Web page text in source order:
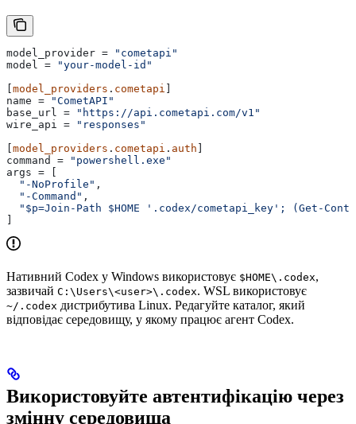
model_provider =
"cometapi"
model =
"your-model-id"
model_providers . cometapi
name =
"CometAPI"
base_url =
"https://api.cometapi.com/v1"
wire_api =
"responses"
model_providers . cometapi . auth
command
=
"powershell.exe"
args = [
  "-NoProfile"
,
  "-Command"
,
"$p=Join-Path $HOME '.codex/cometapi_key'; (Get-
Нативний Codex у Windows використовує $HOME\.codex,
зазвичай C:\Users\<user>\.codex. WSL використовує
~/.codex дистрибутива Linux. Редагуйте каталог, який
відповідає середовищу, у якому працює агент Codex.
Використовуйте автентифікацію через
змінну середовища